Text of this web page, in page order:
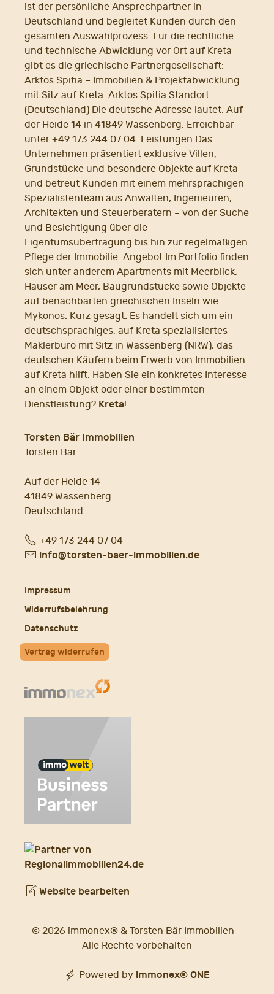
ist der persönliche Ansprechpartner in
Deutschland und begleitet Kunden durch den
gesamten Auswahlprozess. Für die rechtliche
und technische Abwicklung vor Ort auf Kreta
gibt es die griechische Partnergesellschaft:
Arktos Spitia – Immobilien & Projektabwicklung
mit Sitz auf Kreta. Arktos Spitia Standort
(Deutschland) Die deutsche Adresse lautet: Auf
der Heide 14 in 41849 Wassenberg. Erreichbar
unter +49 173 244 07 04. Leistungen Das
Unternehmen präsentiert exklusive Villen,
Grundstücke und besondere Objekte auf Kreta
und betreut Kunden mit einem mehrsprachigen
Spezialistenteam aus Anwälten, Ingenieuren,
Architekten und Steuerberatern – von der Suche
und Besichtigung über die
Eigentumsübertragung bis hin zur regelmäßigen
Pflege der Immobilie. Angebot Im Portfolio finden
sich unter anderem Apartments mit Meerblick,
Häuser am Meer, Baugrundstücke sowie Objekte
auf benachbarten griechischen Inseln wie
Mykonos. Kurz gesagt: Es handelt sich um ein
deutschsprachiges, auf Kreta spezialisiertes
Maklerbüro mit Sitz in Wassenberg (NRW), das
deutschen Käufern beim Erwerb von Immobilien
auf Kreta hilft. Haben Sie ein konkretes Interesse
an einem Objekt oder einer bestimmten
Dienstleistung? Kreta!
Torsten Bär Immobilien
Torsten Bär
Auf der Heide 14
41849 Wassenberg
Deutschland
Fon+49 173 244 07 04
E- info@torsten-baer-immobilien.de
Impressum
Widerrufsbelehrung
Datenschutz
Vertrag widerrufen
Website bearbeiten
© 2026 immonex® & Torsten Bär Immobilien –
Alle Rechte vorbehalten
Powered by immonex® ONE